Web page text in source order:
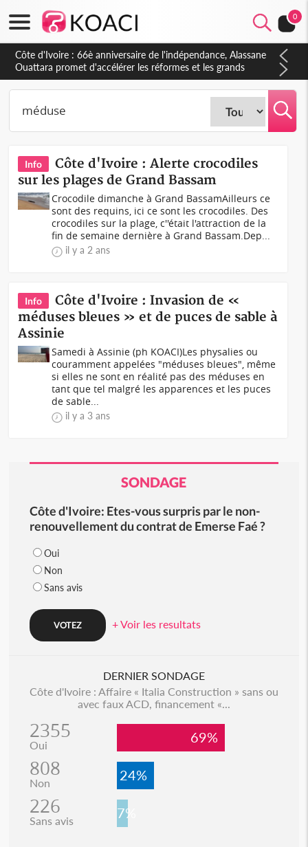
0
Côte d'Ivoire : 66è anniversaire de l'indépendance, Alassane
Ouattara promet d'accélérer les réformes et les grands
investissements pour une nation plus forte et plus prospère
Info
Côte d'Ivoire : Alerte crocodiles
sur les plages de Grand Bassam
Crocodile dimanche à Grand BassamAilleurs ce
sont des requins, ici ce sont les crocodiles. Des
crocodiles sur la plage, c''était l'attraction de la
fin de semaine dernière à Grand Bassam.Dep...
il y a 2 ans
Info
Côte d'Ivoire : Invasion de «
méduses bleues » et de puces de sable à
Assinie
Samedi à Assinie (ph KOACI)Les physalies ou
couramment appelées "méduses bleues", même
si elles ne sont en réalité pas des méduses en
tant que tel malgré les apparences et les puces
de sable...
il y a 3 ans
SONDAGE
Côte d'Ivoire: Etes-vous surpris par le non-
renouvellement du contrat de Emerse Faé ?
Oui
Non
Sans avis
+ Voir les resultats
DERNIER SONDAGE
Côte d'Ivoire : Affaire « Italia Construction » sans ou
avec faux ACD, financement «...
2355
Oui 69%
808
Non 24%
226
Sans avis 7%